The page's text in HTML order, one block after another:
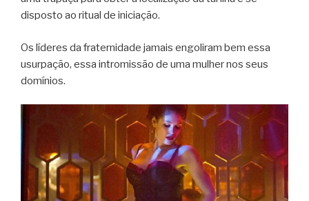
disposto ao ritual de iniciação.
Os líderes da fraternidade jamais engoliram bem essa
usurpação, essa intromissão de uma mulher nos seus
domínios.